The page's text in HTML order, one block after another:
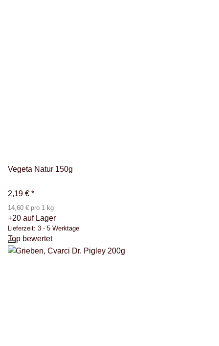
Vegeta Natur 150g
2,19 € *
14,60 € pro 1 kg
+20 auf Lager
Lieferzeit: 3 - 5 Werktage
Top bewertet